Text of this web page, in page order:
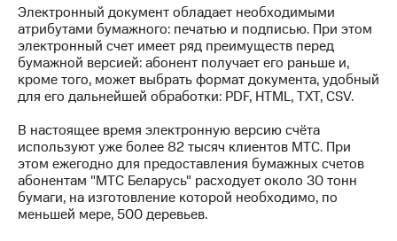
Достижения
Интервью
Финансовая
отчетность
Контакты
Новости
в
регионе
Электронный документ обладает необходимыми
атрибутами бумажного: печатью и подписью. При этом
электронный счет имеет ряд преимуществ перед
бумажной версией: абонент получает его раньше и,
кроме того, может выбрать формат документа, удобный
для его дальнейшей обработки: PDF, HTML, TXT, CSV.
В настоящее время электронную версию счёта
используют уже более 82 тысяч клиентов МТС. При
этом ежегодно для предоставления бумажных счетов
абонентам "МТС Беларусь" расходует около 30 тонн
бумаги, на изготовление которой необходимо, по
меньшей мере, 500 деревьев.